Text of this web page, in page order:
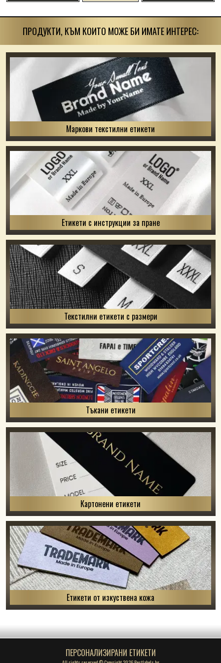
ПРОДУКТИ, КЪМ КОИТО МОЖЕ БИ ИМАТЕ ИНТЕРЕС:
Маркови текстилни етикети
Етикети с инструкции за пране
Текстилни етикети с размери
Тъкани етикети
Картонени етикети
Етикети от изкуствена кожа
ПЕРСОНАЛИЗИРАНИ ЕТИКЕТИ